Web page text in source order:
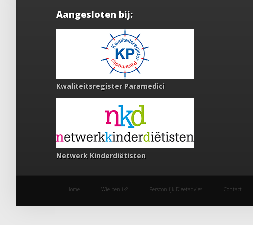
Aangesloten bij:
Kwaliteitsregister Paramedici
Netwerk Kinderdiëtisten
Home Wie ben ik? Persoonlijk Dieetadvies Contact